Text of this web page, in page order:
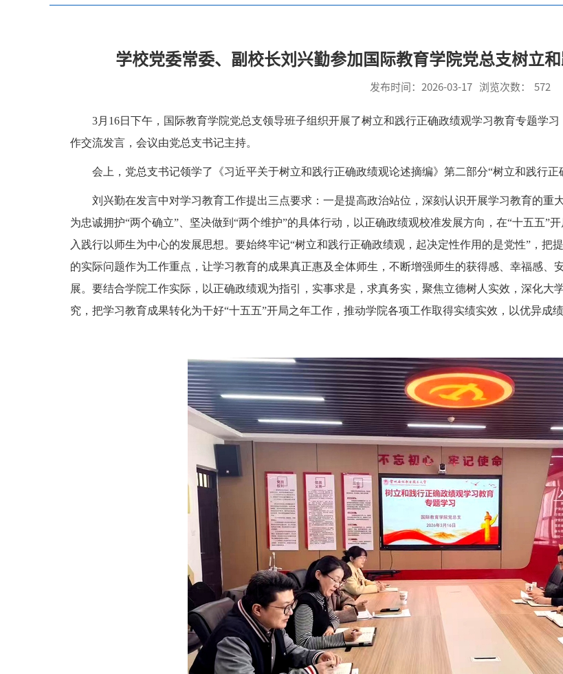
学校党委常委、副校长刘兴勤参加国际教育学院党总支树立
发布时间：2026-03-17 浏览次数： 572
3月16日下午，国际教育学院党总支领导班子组织开展了树立和践行正确政绩观学习教育专题学
作交流发言，会议由党总支书记主持。
会上，党总支书记领学了《习近平关于树立和践行正确政绩观论述摘编》第二部分“树立和践行
刘兴勤在发言中对学习教育工作提出三点要求：一是提高政治站位，深刻认识开展学习教育的
为忠诚拥护“两个确立”、坚决做到“两个维护”的具体行动，以正确政绩观校准发展方向，在“十五五”
入践行以师生为中心的发展思想。要始终牢记“树立和践行正确政绩观，起决定性作用的是党性”，
的实际问题作为工作重点，让学习教育的成果真正惠及全体师生，不断增强师生的获得感、幸福感
展。要结合学院工作实际，以正确政绩观为指引，实事求是，求真务实，聚焦立德树人实效，深化
究，把学习教育成果转化为干好“十五五”开局之年工作，推动学院各项工作取得实绩实效，以优异成